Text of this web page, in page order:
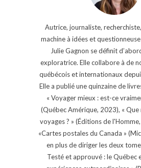
Autrice, journaliste,
machine à idées et
Julie Gagnon se définit
exploratrice. Elle collabore à de
québécois et internationaux
Elle a publié une quinzaine de
« Voyager mieux : est-ce
(Québec Amérique, 2023), «
voyages ? » (Éditions de
«Cartes postales du Canada »
en plus de diriger les deux
Testé et approuvé : le Québec